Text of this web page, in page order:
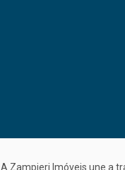
A Zampieri Imóveis une a